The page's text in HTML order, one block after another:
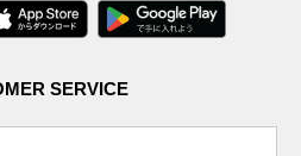
SERVICE